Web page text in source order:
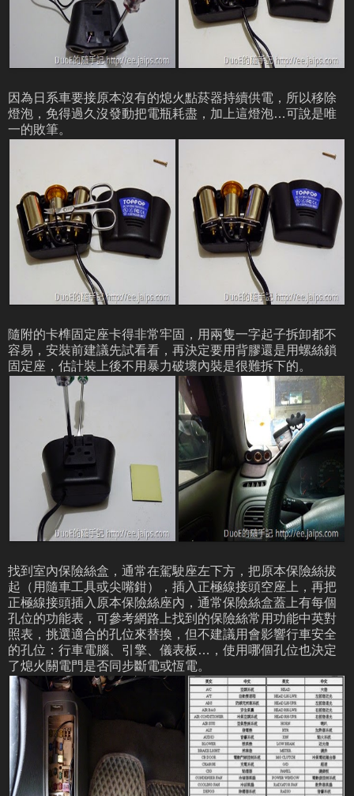
因為日系車要接原本沒有的熄火點菸器持續供電，所以移除
燈泡，免得過久沒發動把電瓶耗盡，加上這燈泡…可說是唯
一的敗筆。
隨附的卡榫固定座卡得非常牢固，用兩隻一字起子拆卸都不
容易，安裝前建議先試看看，再決定要用背膠還是用螺絲鎖
固定座，估計裝上後不用暴力破壞內裝是很難拆下的。
找到室內保險絲盒，通常在駕駛座左下方，把原本保險絲拔
起（用隨車工具或尖嘴鉗），插入正極線接頭空座上，再把
正極線接頭插入原本保險絲座內，通常保險絲盒蓋上有每個
孔位的功能表，可參考網路上找到的保險絲常用功能中英對
照表，挑選適合的孔位來替換，但不建議用會影響行車安全
的孔位：行車電腦、引擎、儀表板…，使用哪個孔位也決定
了熄火關電門是否同步斷電或恆電。